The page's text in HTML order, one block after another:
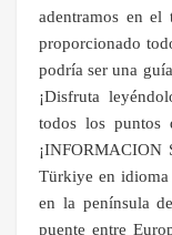
adentramos en
proporcionado
podría ser una
¡Disfruta
todos los puntos
¡INFORMACION
Türkiye en idioma
en la península
puente entre